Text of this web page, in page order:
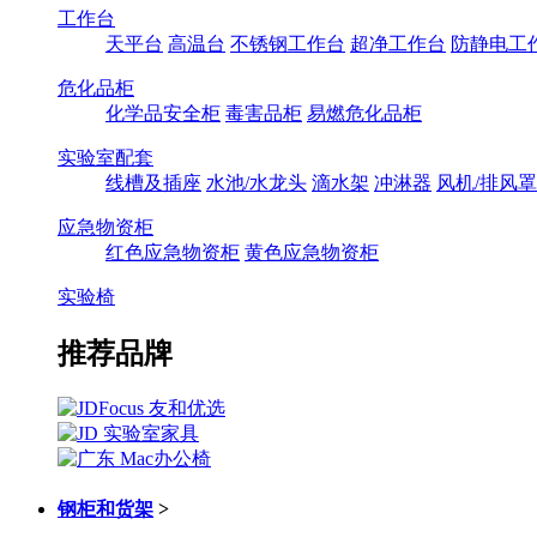
工作台
天平台 高温台 不锈钢工作台 超净工作台 防静电工
危化品柜
化学品安全柜 毒害品柜 易燃危化品柜
实验室配套
线槽及插座 水池/水龙头 滴水架 冲淋器 风机/排风罩
应急物资柜
红色应急物资柜 黄色应急物资柜
实验椅
推荐品牌
钢柜和货架 >